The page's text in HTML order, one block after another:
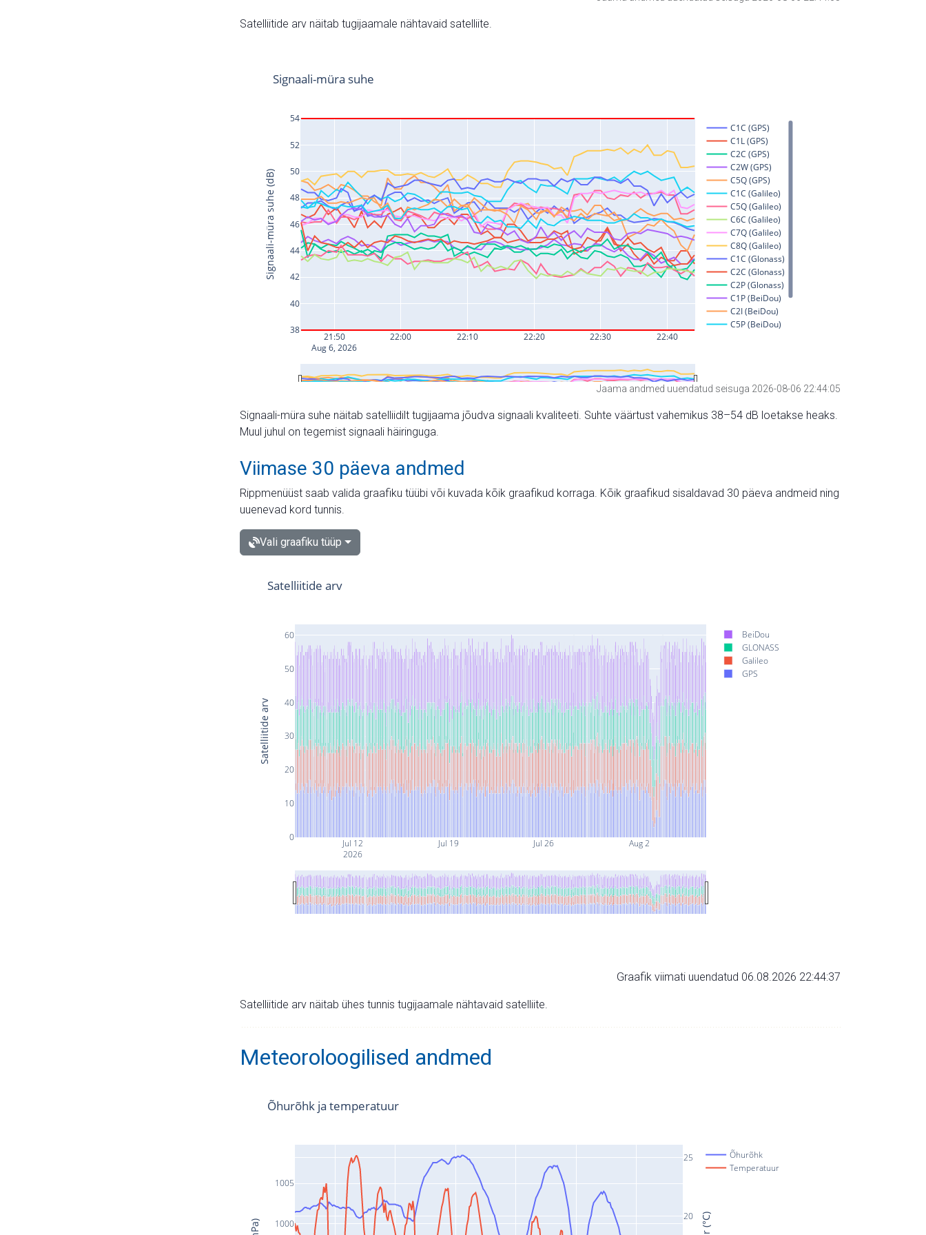
Satelliitide arv näitab tugijaamale nähtavaid satelliite.
Jaama andmed uuendatud seisuga 2026-08-06 22:44:05
Signaali-müra suhe näitab satelliidilt tugijaama jõudva signaali kvaliteeti. Suhte väärtust vahemikus 38–54 dB loetakse heaks.
Muul juhul on tegemist signaali häiringuga.
Viimase 30 päeva andmed
Rippmenüüst saab valida graafiku tüübi või kuvada kõik graafikud korraga. Kõik graafikud sisaldavad 30 päeva andmeid ning
uuenevad kord tunnis.
Vali graafiku tüüp
Jul 12
2026
Jul 19 Jul 26 Aug 2
0
10
20
30
40
50
60
BeiDou
GLONASS
Galileo
GPS
Satelliitide arv
Satelliitide arv
Graafik viimati uuendatud 06.08.2026 22:44:37
Satelliitide arv näitab ühes tunnis tugijaamale nähtavaid satelliite.
Meteoroloogilised andmed
1000
1005
20
25
Õhurõhk
Temperatuur
Õhurõhk ja temperatuur